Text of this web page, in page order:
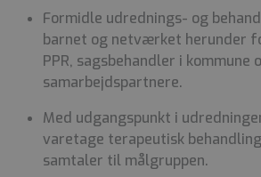
Formidle udrednings- og
barnet og netværket herunder
PPR, sagsbehandler i kommune
samarbejdspartnere.
Med udgangspunkt i
varetage terapeutisk
samtaler til målgruppen.